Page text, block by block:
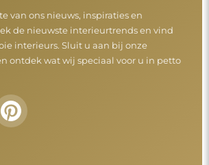
van ons nieuws, inspiraties en
de nieuwste interieurtrends en vind
interieurs. Sluit u aan bij onze
ontdek wat wij speciaal voor u in petto